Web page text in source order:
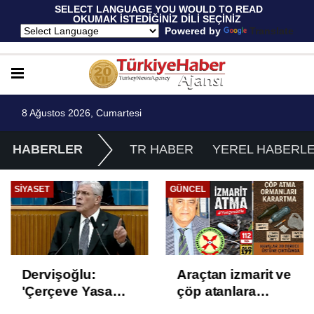
SELECT LANGUAGE YOU WOULD TO READ
OKUMAK İSTEDİĞİNİZ DİLİ SEÇİNİZ
Powered by
Translate
8 Ağustos 2026, Cumartesi
HABERLER TR HABER YEREL
SIYASET
Dervişoğlu:
'Çerçeve Yasa
GÜNCEL
Araçtan izmarit ve
çöp atanlara